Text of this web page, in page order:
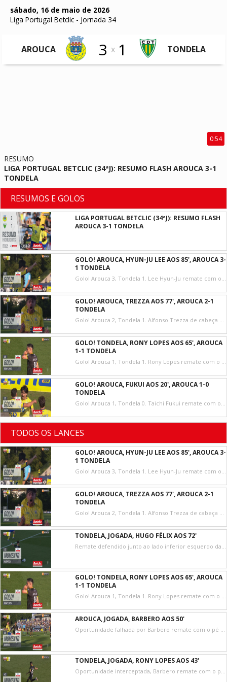
sábado, 16 de maio de 2026
Liga Portugal Betclic - Jornada 34
AROUCA 3 x 1 TONDELA
0:54
RESUMO
LIGA PORTUGAL BETCLIC (34ªJ): RESUMO FLASH AROUCA 3-1
TONDELA
RESUMOS E GOLOS
LIGA PORTUGAL BETCLIC (34ªJ): RESUMO FLASH
AROUCA 3-1 TONDELA
GOLO! AROUCA, HYUN-JU LEE AOS 85', AROUCA 3-
1 TONDELA
Golo! Arouca 3, Tondela 1. Lee Hyun-Ju remate com o pé direito no coração da área.
GOLO! AROUCA, TREZZA AOS 77', AROUCA 2-1
TONDELA
Golo! Arouca 2, Tondela 1. Alfonso Trezza de cabeça em frente à baliza ao lado inferior direito da baliza. Assistência de Tiago Esgaio resultante do canto.
GOLO! TONDELA, RONY LOPES AOS 65', AROUCA
1-1 TONDELA
Golo! Arouca 1, Tondela 1. Rony Lopes remate com o pé esquerdo de fora da área.
GOLO! AROUCA, FUKUI AOS 20', AROUCA 1-0
TONDELA
Golo! Arouca 1, Tondela 0. Taichi Fukui remate com o pé direito de fora da área.
TODOS OS LANCES
GOLO! AROUCA, HYUN-JU LEE AOS 85', AROUCA 3-
1 TONDELA
Golo! Arouca 3, Tondela 1. Lee Hyun-Ju remate com o pé direito no coração da área.
GOLO! AROUCA, TREZZA AOS 77', AROUCA 2-1
TONDELA
Golo! Arouca 2, Tondela 1. Alfonso Trezza de cabeça em frente à baliza ao lado inferior direito da baliza. Assistência de Tiago Esgaio resultante do canto.
TONDELA, JOGADA, HUGO FÉLIX AOS 72'
Remate defendido junto ao lado inferior esquerdo da baliza. Hugo Félix remate com o pé direito de fora da área. Assistência de Rodrigo Conceição.
GOLO! TONDELA, RONY LOPES AOS 65', AROUCA
1-1 TONDELA
Golo! Arouca 1, Tondela 1. Rony Lopes remate com o pé esquerdo de fora da área.
AROUCA, JOGADA, BARBERO AOS 50'
Oportunidade falhada por Barbero remate com o pé direito no coração da área. Assistência de Naïs Djouahra com um cruzamento para a área.
TONDELA, JOGADA, RONY LOPES AOS 43'
Oportunidade interceptada, Barbero remate com o pé direito no coração da área. Assistência de Pablo Gozálbez.